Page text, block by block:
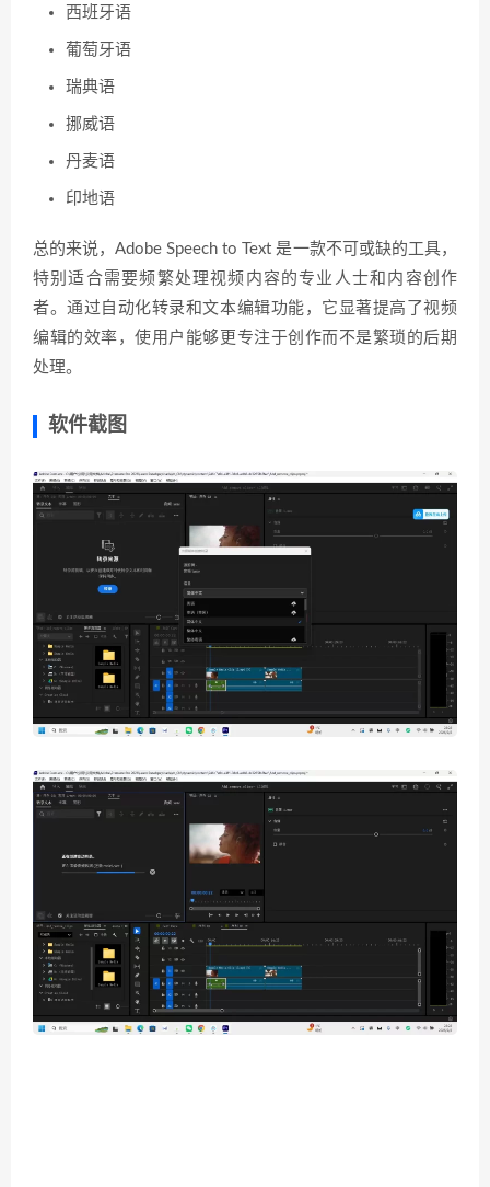
西班牙语
葡萄牙语
瑞典语
挪威语
丹麦语
印地语
总的来说，Adobe Speech to Text 是一款不可或缺的工具，
特别适合需要频繁处理视频内容的专业人士和内容创作
者。通过自动化转录和文本编辑功能，它显著提高了视频
编辑的效率，使用户能够更专注于创作而不是繁琐的后期
处理。
软件截图